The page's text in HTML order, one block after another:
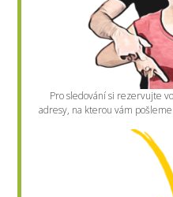
Pro sledování si rezervujte
adresy, na kterou vám